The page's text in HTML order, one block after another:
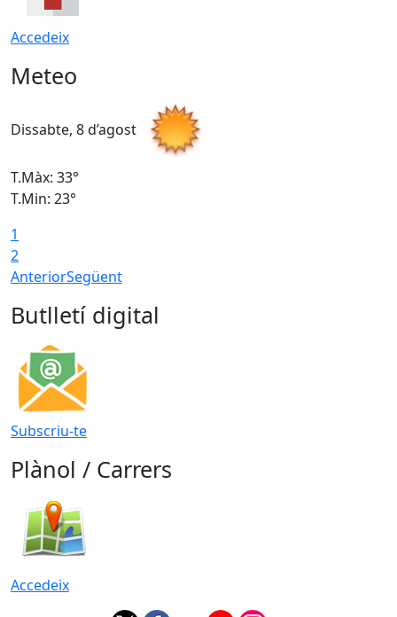
Accedeix
Meteo
Dissabte, 8 d’agost
T.Màx: 33°
T.Min: 23°
1
2
AnteriorSegüent
Butlletí digital
Subscriu-te
Plànol / Carrers
Accedeix